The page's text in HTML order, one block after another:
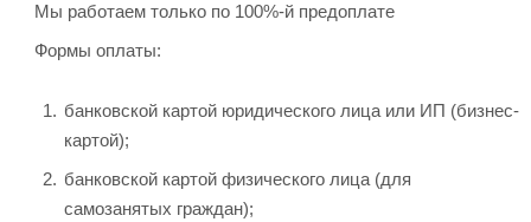
Мы работаем только по 100%-й предоплате
Формы оплаты:
банковской картой юридического лица или ИП (бизнес-
картой);
банковской картой физического лица (для
самозанятых граждан);